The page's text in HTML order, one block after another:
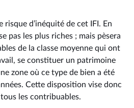
risque d’inéquité de cet IFI. En
pas les plus riches ; mais pèsera
de la classe moyenne qui ont
se constituer un patrimoine
zone où ce type de bien a été
Cette disposition vise donc
les contribuables.